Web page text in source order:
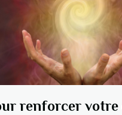
renforcer votre